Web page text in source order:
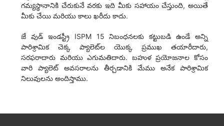
గమ్యస్థానానికి చేరుకునే వరకు ఇది మీకు సహాయం చేస్తుంది, అయితే
మీకు చేయి మరియు కాలు ఖరీదు కాదు.
జే వుడ్ ఇండస్ట్రీ ISPM 15 నిబంధనలకు కట్టుబడి ఉండే అన్ని
పారిశ్రామిక చెక్క ప్యాలెట్‌ల యొక్క ప్రముఖ తయారీదారు,
సరఫరాదారు మరియు ఎగుమతిదారు. బహుళ ప్రయోజనాల కోసం
వారి ప్యాలెట్ అవసరాలను తీర్చడానికి మేము అనేక పారిశ్రామిక
నిలువులను అందిస్తాము.